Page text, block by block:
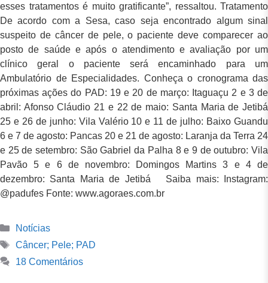
esses tratamentos é muito gratificante”, ressaltou. Tratamento
De acordo com a Sesa, caso seja encontrado algum sinal
suspeito de câncer de pele, o paciente deve comparecer ao
posto de saúde e após o atendimento e avaliação por um
clínico geral o paciente será encaminhado para um
Ambulatório de Especialidades. Conheça o cronograma das
próximas ações do PAD: 19 e 20 de março: Itaguaçu 2 e 3 de
abril: Afonso Cláudio 21 e 22 de maio: Santa Maria de Jetibá
25 e 26 de junho: Vila Valério 10 e 11 de julho: Baixo Guandu
6 e 7 de agosto: Pancas 20 e 21 de agosto: Laranja da Terra 24
e 25 de setembro: São Gabriel da Palha 8 e 9 de outubro: Vila
Pavão 5 e 6 de novembro: Domingos Martins 3 e 4 de
dezembro: Santa Maria de Jetibá Saiba mais: Instagram:
@padufes Fonte: www.agoraes.com.br
Notícias
Câncer; Pele; PAD
18 Comentários